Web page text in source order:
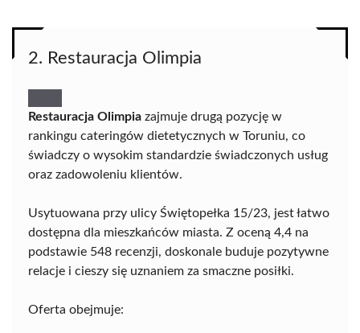
2. Restauracja Olimpia
Restauracja Olimpia zajmuje drugą pozycję w
rankingu cateringów dietetycznych w Toruniu, co
świadczy o wysokim standardzie świadczonych usług
oraz zadowoleniu klientów.
Usytuowana przy ulicy Świętopełka 15/23, jest łatwo
dostępna dla mieszkańców miasta. Z oceną 4,4 na
podstawie 548 recenzji, doskonale buduje pozytywne
relacje i cieszy się uznaniem za smaczne posiłki.
Oferta obejmuje: